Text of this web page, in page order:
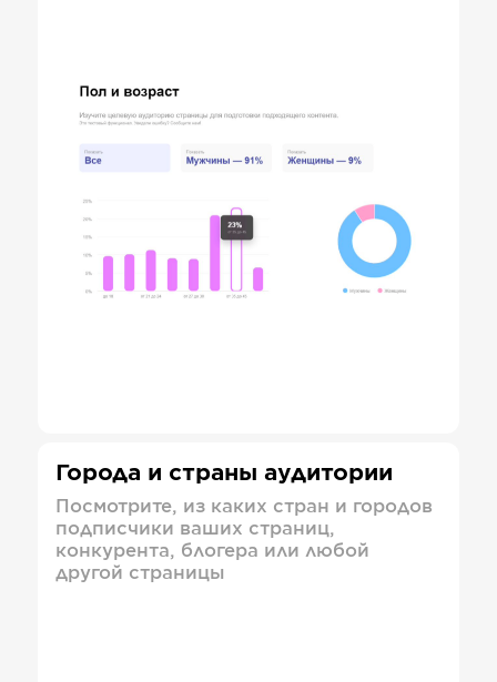
Города и страны аудитории
Посмотрите, из каких стран и городов
подписчики ваших страниц,
конкурента, блогера или любой
другой страницы